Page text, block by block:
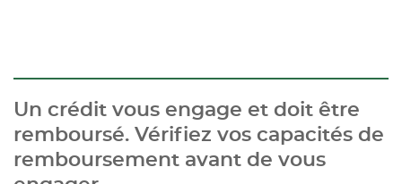
Un crédit vous engage et doit être
remboursé. Vérifiez vos capacités de
remboursement avant de vous